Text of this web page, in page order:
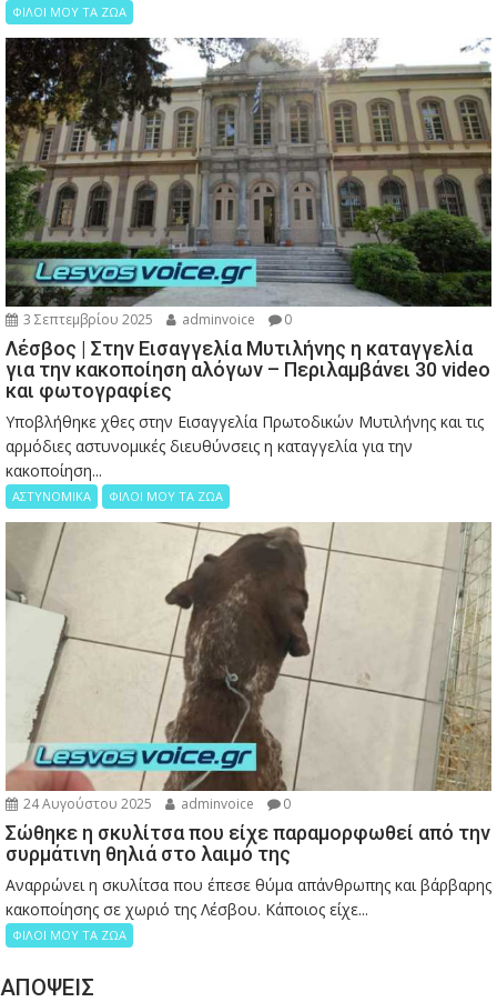
ΦΙΛΟΙ ΜΟΥ ΤΑ ΖΩΑ
3 Σεπτεμβρίου 2025 adminvoice 0
Λέσβος | Στην Εισαγγελία Μυτιλήνης η καταγγελία
για την κακοποίηση αλόγων – Περιλαμβάνει 30 video
και φωτογραφίες
Υποβλήθηκε χθες στην Εισαγγελία Πρωτοδικών Μυτιλήνης και τις
αρμόδιες αστυνομικές διευθύνσεις η καταγγελία για την
κακοποίηση...
ΑΣΤΥΝΟΜΙΚΑ ΦΙΛΟΙ ΜΟΥ ΤΑ ΖΩΑ
24 Αυγούστου 2025 adminvoice 0
Σώθηκε η σκυλίτσα που είχε παραμορφωθεί από την
συρμάτινη θηλιά στο λαιμό της
Αναρρώνει η σκυλίτσα που έπεσε θύμα απάνθρωπης και βάρβαρης
κακοποίησης σε χωριό της Λέσβου. Κάποιος είχε...
ΦΙΛΟΙ ΜΟΥ ΤΑ ΖΩΑ
ΑΠΟΨΕΙΣ